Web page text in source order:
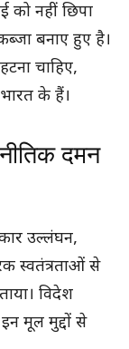
को नहीं छिपा
बनाए हुए है।
चाहिए,
के हैं।
दमन
उल्लंघन,
स्वतंत्रताओं से
विदेश
मूल मुद्दों से